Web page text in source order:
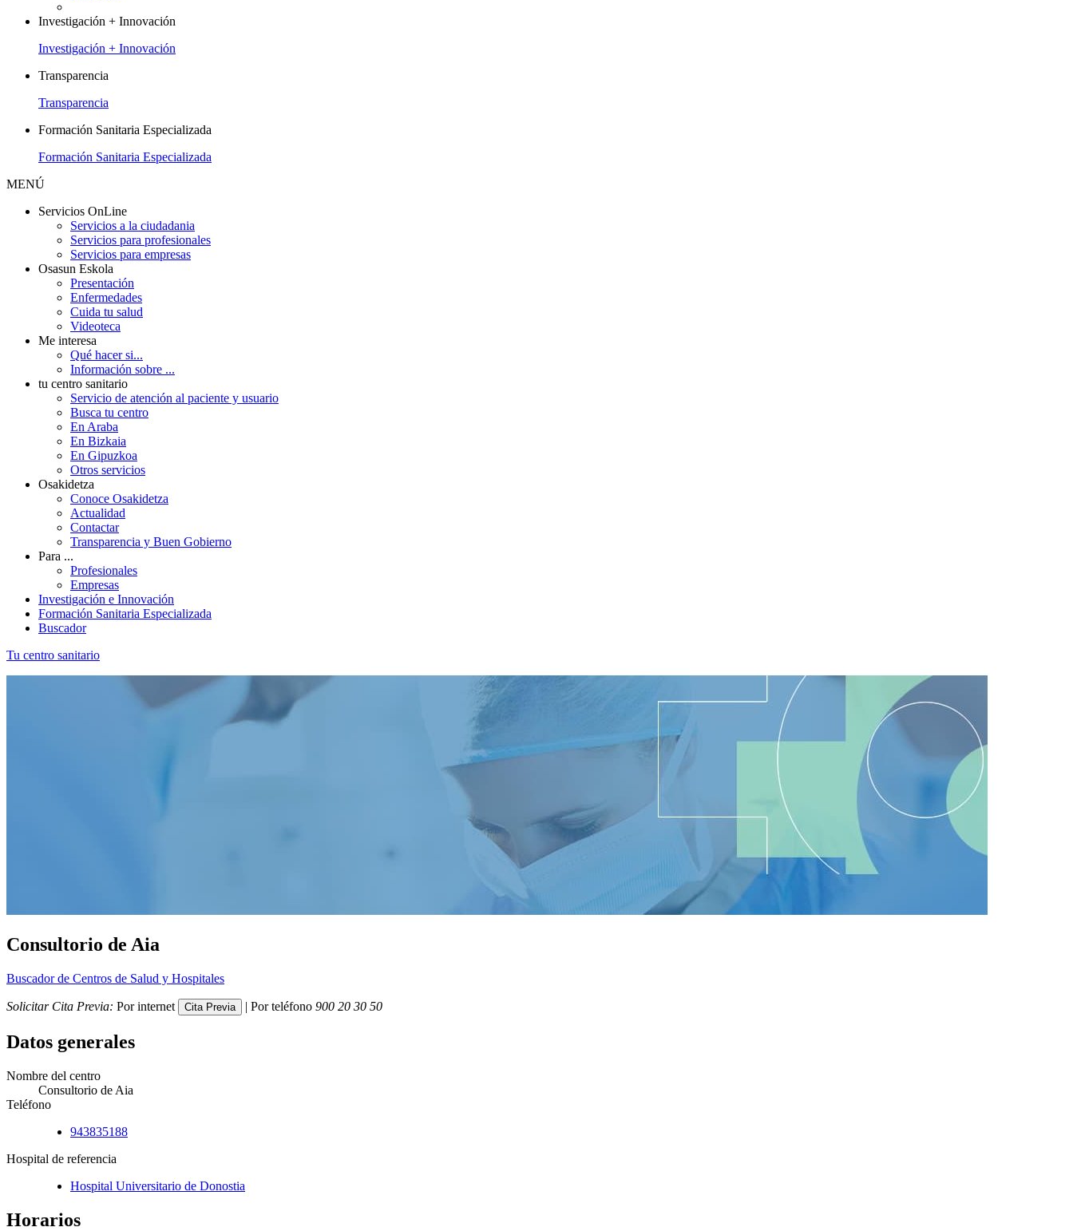
Investigación + Innovación
Investigación + Innovación
Transparencia
Transparencia
Formación Sanitaria Especializada
Formación Sanitaria Especializada
MENÚ
Servicios OnLine
Servicios a la ciudadania
Servicios para profesionales
Servicios para empresas
Osasun Eskola
Presentación
Enfermedades
Cuida tu salud
Videoteca
Me interesa
Qué hacer si...
Información sobre ...
tu centro sanitario
Servicio de atención al paciente y usuario
Busca tu centro
En Araba
En Bizkaia
En Gipuzkoa
Otros servicios
Osakidetza
Conoce Osakidetza
Actualidad
Contactar
Transparencia y Buen Gobierno
Para ...
Profesionales
Empresas
Investigación e Innovación
Formación Sanitaria Especializada
Buscador
Tu centro sanitario
Consultorio de Aia
Buscador de Centros de Salud y Hospitales
Solicitar Cita Previa: Por internet | Por teléfono 900 20 30 50
Datos generales
Nombre del centro
Consultorio de Aia
Teléfono
943835188
Hospital de referencia
Hospital Universitario de Donostia
Horarios